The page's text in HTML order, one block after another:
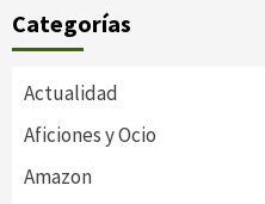
Categorías
Actualidad
Aficiones y Ocio
Amazon